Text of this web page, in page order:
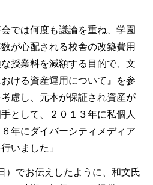
では何度も議論を重ね、学園
が心配される校舎の改築費用
授業料を減額する目的で、文
ける資産運用について』を参
慮し、元本が保証され資産が
として、２０１３年に私個人
年にダイバーシティメディア
いました」
）でお伝えしたように、和文氏